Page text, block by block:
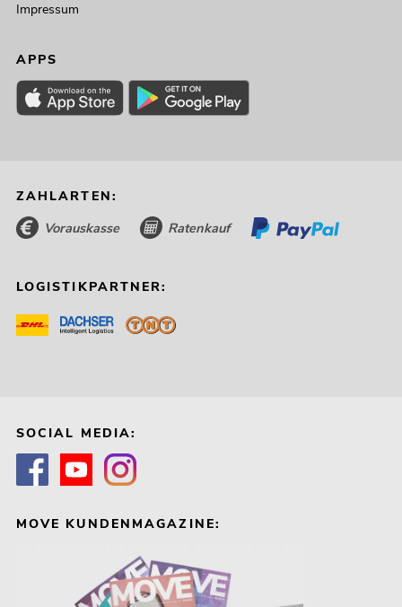
Impressum
APPS
ZAHLARTEN:
Vorauskasse Ratenkauf
LOGISTIKPARTNER:
SOCIAL MEDIA:
MOVE KUNDENMAGAZINE: